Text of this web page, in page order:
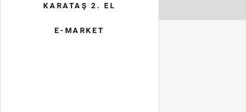
KARATAŞ 2. EL
E-MARKET